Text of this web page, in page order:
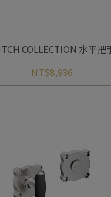
COLLECTION 水平把
NT$8,936